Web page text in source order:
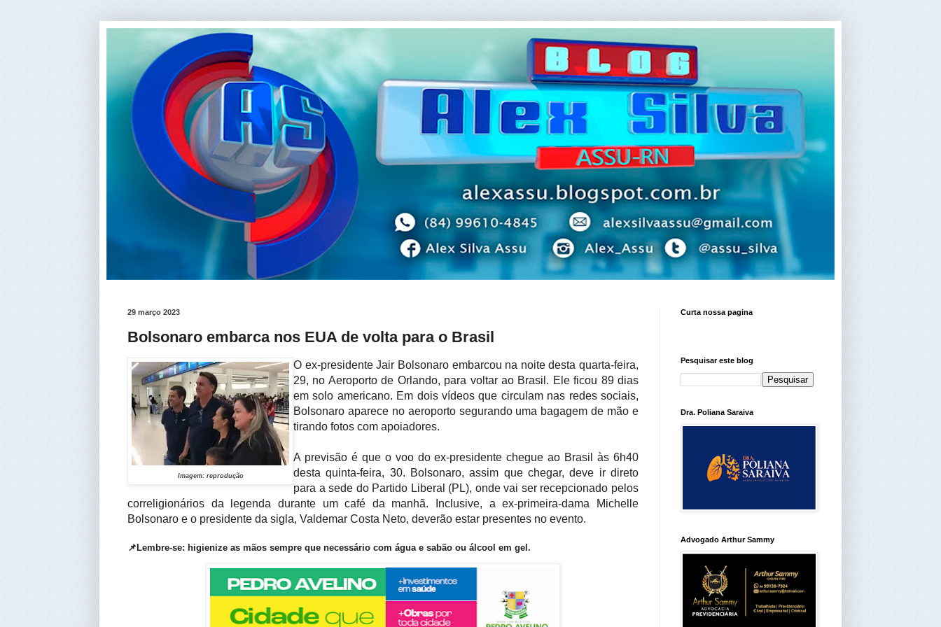
29 março 2023
Bolsonaro embarca nos EUA de volta para o Brasil
Imagem: reprodução
O ex-presidente Jair Bolsonaro embarcou na noite desta quarta-feira,
29, no Aeroporto de Orlando, para voltar ao Brasil. Ele ficou 89 dias
em solo americano. Em dois vídeos que circulam nas redes sociais,
Bolsonaro aparece no aeroporto segurando uma bagagem de mão e
tirando fotos com apoiadores.
A previsão é que o voo do ex-presidente chegue ao Brasil às 6h40
desta quinta-feira, 30. Bolsonaro, assim que chegar, deve ir direto
para a sede do Partido Liberal (PL), onde vai ser recepcionado pelos
correligionários da legenda durante um café da manhã. Inclusive, a ex-primeira-dama Michelle
Bolsonaro e o presidente da sigla, Valdemar Costa Neto, deverão estar presentes no evento.
📌Lembre-se: higienize as mãos sempre que necessário com água e sabão ou álcool em gel.
Curta nossa pagina
Pesquisar este blog
Dra. Poliana Saraiva
Advogado Arthur Sammy